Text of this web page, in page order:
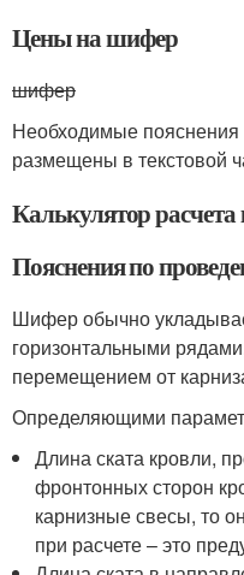
Цены на шифер
шифер
Необходимые
размещены в текстовой
Калькулятор
Пояснения по
Шифер обычно
горизонтальными
перемещением от
Определяющими
Длина ската кровли,
фронтонных сторон
карнизные свесы, то
при расчете – это